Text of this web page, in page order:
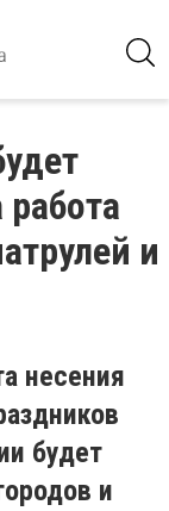
и
несения
будет
и